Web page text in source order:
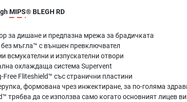
MIPS® BLEGH RD
за дишане и предпазна мрежа за брадичката
мъгла™ с външен превключвател
всмукателни и изпускателни отвори
охлаждаща система Supervent
Fliteshield™ със странични пластини
формована чрез инжектиране, за по-голяма
трябва да се използва само когато основният лицев